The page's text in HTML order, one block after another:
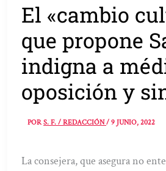
El «cambio
que propone
indigna a
oposición y
PORS. F. / REDACCIÓN/9 JUNIO, 2022
La consejera, que asegura no